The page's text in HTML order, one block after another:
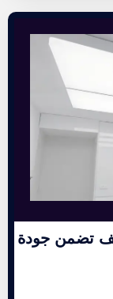
تضمن جودة